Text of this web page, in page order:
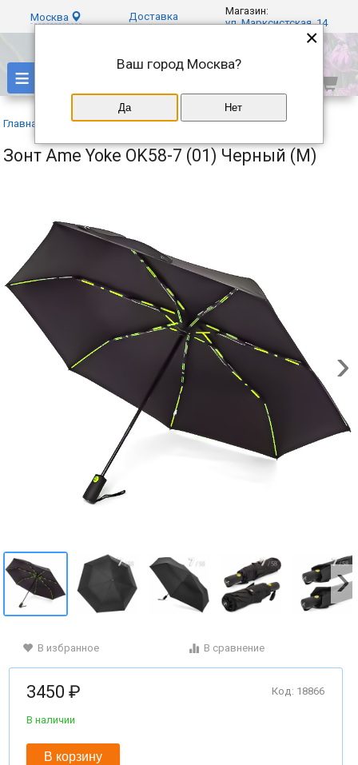
Москва Доставка
Магазин:
ул. Марксистская, 14
≡
Главная Каталог» Ame Yoke»
Зонт Ame Yoke OK58-7 (01) Черный (M)
В избранное В сравнение
Код: 18866
3450 ₽
В наличии
В корзину
×
Ваш город Москва?
Да Нет